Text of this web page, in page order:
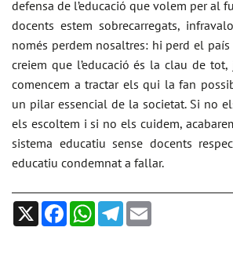
defensa de l’educació que volem per al
docents estem sobrecarregats,
només perdem nosaltres: hi perd el país
creiem que l’educació és la clau de
comencem a tractar els qui la fan
un pilar essencial de la societat. Si no
els escoltem i si no els cuidem,
sistema educatiu sense docents
educatiu condemnat a fallar.
X FacebookWhatsApp
Telegram